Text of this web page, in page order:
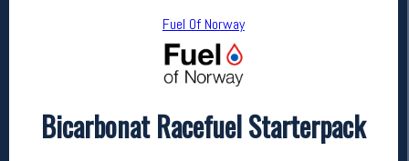
Fuel Of Norway
Bicarbonat Racefuel Starterpack
Fuel Of Norway